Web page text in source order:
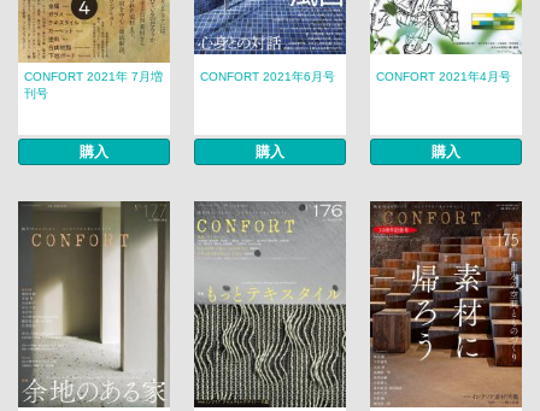
CONFORT 2021年 7月増
刊号
購入
CONFORT 2021年6月号
購入
CONFORT 2021年4月号
購入